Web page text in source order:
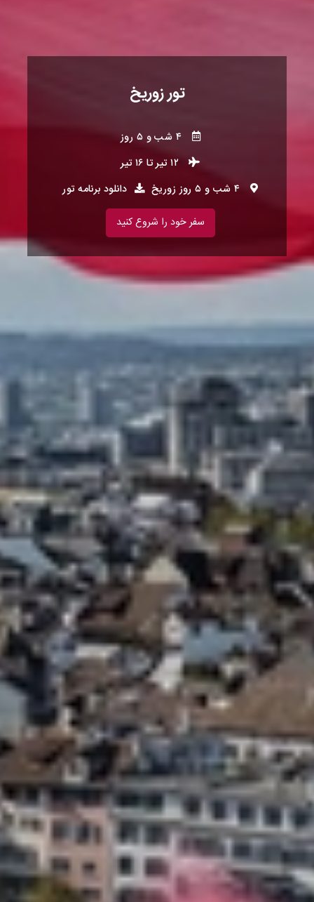
تور زوریخ
۱۲ تیر
تا ۱۶ تیر
دانلود برنامه تور
سفر خود را شروع کنید